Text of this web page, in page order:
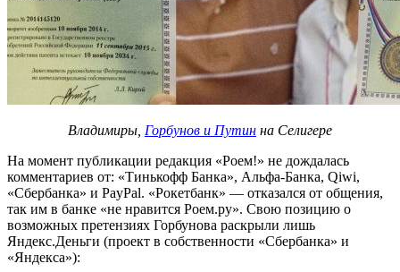
Владимиры, Горбунов и Путин на Селигере
На момент публикации редакция «Роем!» не дождалась
комментариев от: «Тинькофф Банка», Альфа-Банка, Qiwi,
«Сбербанка» и PayPal. «Рокетбанк» — отказался от общения,
так им в банке «не нравится Роем.ру». Свою позицию о
возможных претензиях Горбунова раскрыли лишь
Яндекс.Деньги (проект в собственности «Сбербанка» и
«Яндекса»):